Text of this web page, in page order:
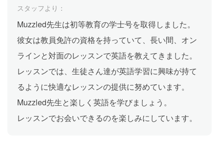
スタッフより：
Muzzled先生は初等教育の学士号を取得しました。
彼女は教員免許の資格を持っていて、長い間、オン
ラインと対面のレッスンで英語を教えてきました。
レッスンでは、生徒さん達が英語学習に興味が持て
るように快適なレッスンの提供に努めています。
Muzzled先生と楽しく英語を学びましょう。
レッスンでお会いできるのを楽しみにしています。